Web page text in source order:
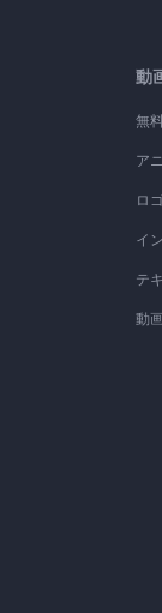
動
無
ア
ロ
イ
テ
動